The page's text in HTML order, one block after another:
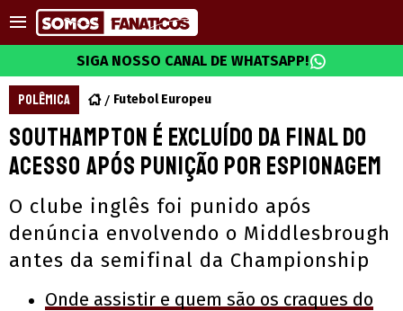
SIGA NOSSO CANAL DE WHATSAPP!
POLÊMICA Futebol Europeu
Southampton é excluído da final do
acesso após punição por espionagem
O clube inglês foi punido após
denúncia envolvendo o Middlesbrough
antes da semifinal da Championship
Onde assistir e quem são os craques do